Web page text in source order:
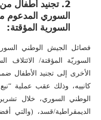
2. تجنيد أطفال
السوري المدعوم
السورية المؤقتة:
فصائل الجيش الوطني
السوريّة المؤقتة/
الأخرى إلى تجنيد
كانييه، وذلك عقب عملية
الديمقراطية/قسد، (والتي